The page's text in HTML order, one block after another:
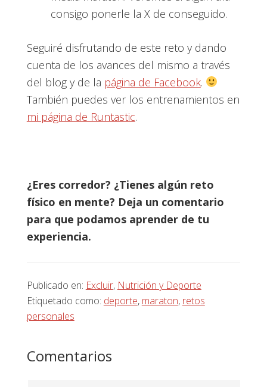
consigo ponerle la X de conseguido.
Seguiré disfrutando de este reto y dando
cuenta de los avances del mismo a través
del blog y de la página de Facebook.
También puedes ver los entrenamientos en
mi página de Runtastic.
¿Eres corredor? ¿Tienes algún reto
físico en mente? Deja un comentario
para que podamos aprender de tu
experiencia.
Publicado en: Excluir, Nutrición y Deporte
Etiquetado como: deporte, maraton, retos
personales
Interacciones
Comentarios